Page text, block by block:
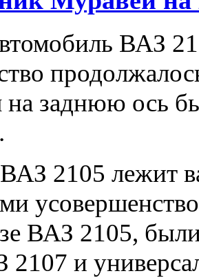
ВАЗ
на заднюю ось
2105 лежит
ВАЗ 2105,
2107 и